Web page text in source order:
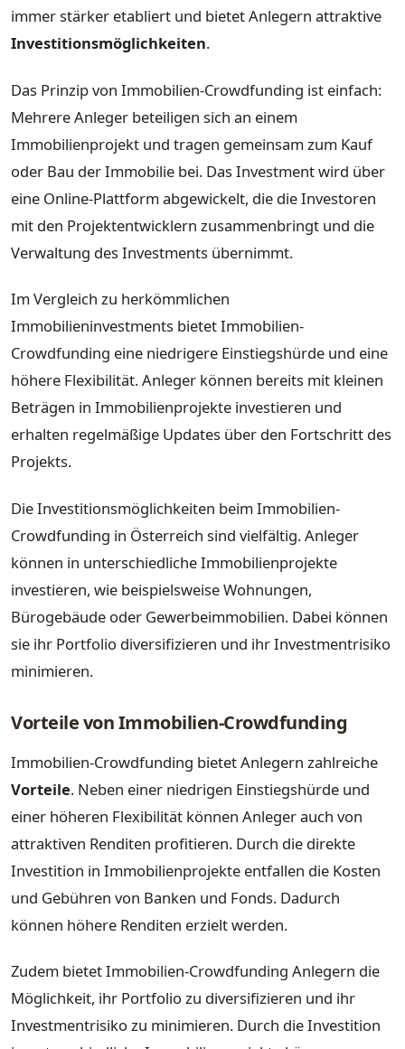
immer stärker etabliert und bietet Anlegern attraktive
Investitionsmöglichkeiten.
Das Prinzip von Immobilien-Crowdfunding ist einfach:
Mehrere Anleger beteiligen sich an einem
Immobilienprojekt und tragen gemeinsam zum Kauf
oder Bau der Immobilie bei. Das Investment wird über
eine Online-Plattform abgewickelt, die die Investoren
mit den Projektentwicklern zusammenbringt und die
Verwaltung des Investments übernimmt.
Im Vergleich zu herkömmlichen
Immobilieninvestments bietet Immobilien-
Crowdfunding eine niedrigere Einstiegshürde und eine
höhere Flexibilität. Anleger können bereits mit kleinen
Beträgen in Immobilienprojekte investieren und
erhalten regelmäßige Updates über den Fortschritt des
Projekts.
Die Investitionsmöglichkeiten beim Immobilien-
Crowdfunding in Österreich sind vielfältig. Anleger
können in unterschiedliche Immobilienprojekte
investieren, wie beispielsweise Wohnungen,
Bürogebäude oder Gewerbeimmobilien. Dabei können
sie ihr Portfolio diversifizieren und ihr Investmentrisiko
minimieren.
Vorteile von Immobilien-Crowdfunding
Immobilien-Crowdfunding bietet Anlegern zahlreiche
Vorteile. Neben einer niedrigen Einstiegshürde und
einer höheren Flexibilität können Anleger auch von
attraktiven Renditen profitieren. Durch die direkte
Investition in Immobilienprojekte entfallen die Kosten
und Gebühren von Banken und Fonds. Dadurch
können höhere Renditen erzielt werden.
Zudem bietet Immobilien-Crowdfunding Anlegern die
Möglichkeit, ihr Portfolio zu diversifizieren und ihr
Investmentrisiko zu minimieren. Durch die Investition